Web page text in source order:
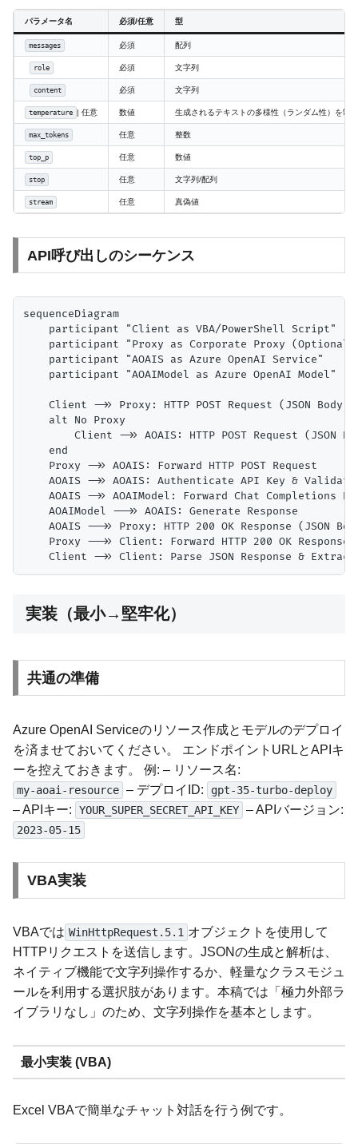
パラメータ名 必須/任意 型
messages 必須 配列
role 必須 文字列
content 必須 文字列
temperature | 任意 数値 生成されるテキストの多様性（ランダム性）を制
max_tokens 任意 整数
top_p 任意 数値
stop 任意 文字列/配列
stream 任意 真偽値
API呼び出しのシーケンス
sequenceDiagram
    participant "Client as VBA/PowerShell Script"
participant "Proxy as Corporate Proxy
    participant "AOAIS as Azure OpenAI Service"
    participant "AOAIModel as Azure OpenAI Model"
Client ->> Proxy: HTTP POST Request (JSON Body,
    alt No Proxy
Client ->> AOAIS: HTTP POST Request (JSON
    end
    Proxy ->> AOAIS: Forward HTTP POST Request
AOAIS ->> AOAIS: Authenticate API Key &
AOAIS ->> AOAIModel: Forward Chat Completions
    AOAIModel -->> AOAIS: Generate Response
AOAIS -->> Proxy: HTTP 200 OK Response (JSON
    Proxy -->> Client: Forward HTTP 200 OK Response
実装（最小→堅牢化）
共通の準備
Azure OpenAI Serviceのリソース作成とモデルのデプロイ
を済ませておいてください。 エンドポイントURLとAPIキ
ーを控えておきます。 例: – リソース名:
my-aoai-resource – デプロイID: gpt-35-turbo-deploy
– APIキー: YOUR_SUPER_SECRET_API_KEY – APIバージョン:
2023-05-15
VBA実装
VBAでは WinHttpRequest.5.1 オブジェクトを使用して
HTTPリクエストを送信します。JSONの生成と解析は、
ネイティブ機能で文字列操作するか、軽量なクラスモジュ
ールを利用する選択肢があります。本稿では「極力外部ラ
イブラリなし」のため、文字列操作を基本とします。
最小実装 (VBA)
Excel VBAで簡単なチャット対話を行う例です。